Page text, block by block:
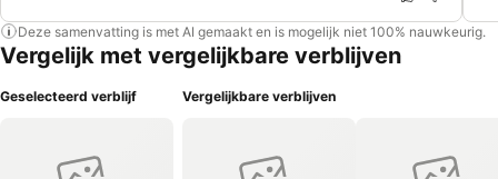
Deze samenvatting is met AI gemaakt en is mogelijk niet 100% nauwkeurig.
Vergelijk met vergelijkbare verblijven
Geselecteerd verblijf Vergelijkbare verblijven